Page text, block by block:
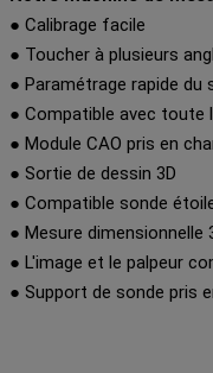
● Calibrage facile
● Toucher à plusieurs
● Paramétrage rapide
● Compatible avec toute
● Module CAO pris en
● Sortie de dessin 3D
● Compatible sonde
● Mesure dimensionnelle
● L'image et le palpeur
● Support de sonde pris